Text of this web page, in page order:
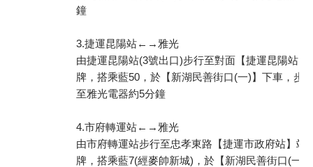
鐘
3.捷運昆陽站←→雅光
由捷運昆陽站(3號出口)步行至對面【捷運昆陽站】
牌，搭乘藍50，於【新湖民善街口(一)】下車，步
至雅光電器約5分鐘
4.市府轉運站←→雅光
由市府轉運站步行至忠孝東路【捷運市政府站】站
牌，搭乘藍7(經麥帥新城)，於【新湖民善街口(一)